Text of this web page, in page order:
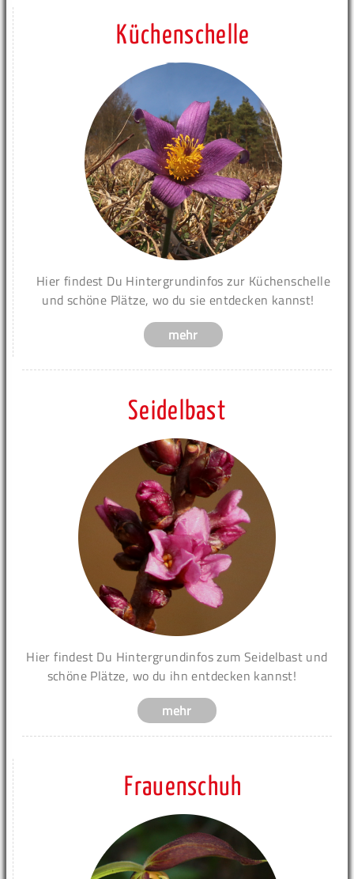
Küchenschelle
Hier findest Du Hintergrundinfos zur Küchenschelle
und schöne Plätze, wo du sie entdecken kannst!
mehr
Seidelbast
Hier findest Du Hintergrundinfos zum Seidelbast und
schöne Plätze, wo du ihn entdecken kannst!
mehr
Frauenschuh